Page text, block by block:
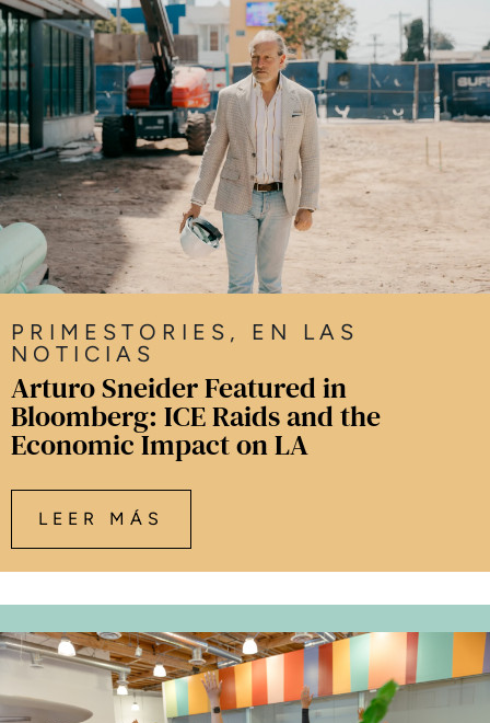
PRIMESTORIES , EN LAS
NOTICIAS
Arturo Sneider Featured in
Bloomberg: ICE Raids and the
Economic Impact on LA
LEER MÁS